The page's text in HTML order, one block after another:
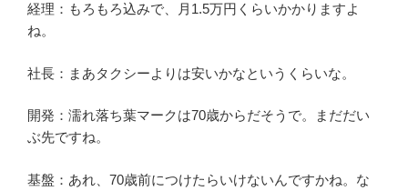
経理：もろもろ込みで、月1.5万円くらいかかりますよ
ね。
社長：まあタクシーよりは安いかなというくらいな。
開発：濡れ落ち葉マークは70歳からだそうで。まだだい
ぶ先ですね。
基盤：あれ、70歳前につけたらいけないんですかね。な